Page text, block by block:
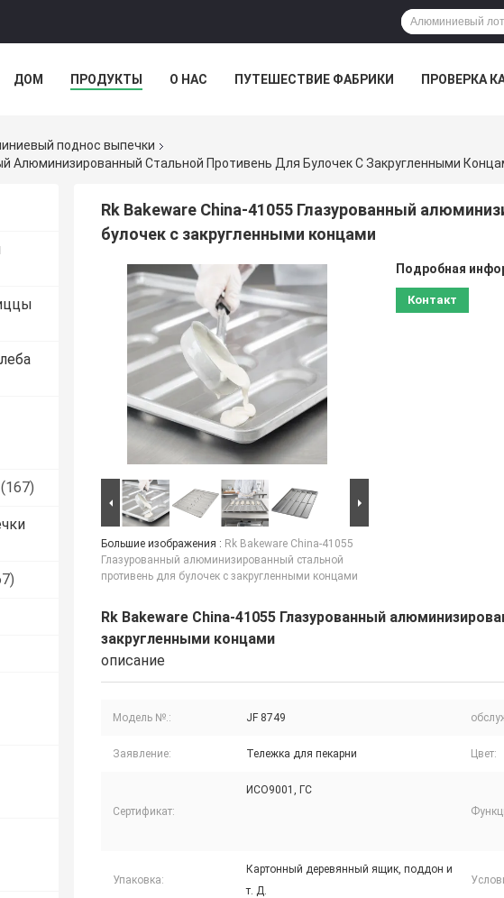
ДОМ ПРОДУКТЫ О НАС ПУТЕШЕСТВИЕ ФАБРИКИ ПРОВЕРКА
поднос выпечки
Алюминизированный Стальной Противень Для Булочек С Закругленными
(167)
Rk Bakeware China-41055 Глазурованный
булочек с закругленными концами
Большие изображения : Rk Bakeware China-41055
Глазурованный алюминизированный стальной
противень для булочек с закругленными концами
Подробная
Контакт
Rk Bakeware China-41055 Глазурованный
закругленными концами
описание
Модель №.: JF 8749
Заявление: Тележка для пекарни Цвет:
Сертификат:
ИСО9001, ГС
Упаковка:
Картонный деревянный ящик, поддон и
т. Д.